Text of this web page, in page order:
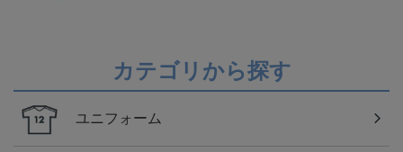
カテゴリから探す
ユニフォーム